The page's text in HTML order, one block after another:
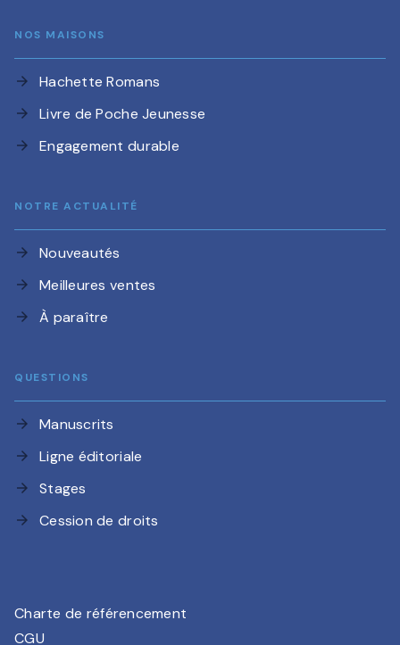
NOS MAISONS
arrow_forward Hachette Romans
arrow_forward Livre de Poche Jeunesse
arrow_forward Engagement durable
NOTRE ACTUALITÉ
arrow_forward Nouveautés
arrow_forward Meilleures ventes
arrow_forward À paraître
QUESTIONS
arrow_forward Manuscrits
arrow_forward Ligne éditoriale
arrow_forward Stages
arrow_forward Cession de droits
Charte de référencement
CGU